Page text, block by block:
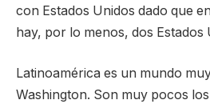
con Estados Unidos dado que
hay, por lo menos, dos Estados
Latinoamérica es un mundo
Washington. Son muy pocos